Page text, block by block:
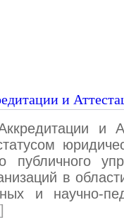
и
и
публичного
в
и научно-
]